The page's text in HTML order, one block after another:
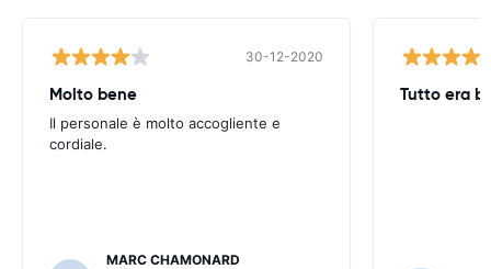
30-12-2020
Molto bene
Il personale è molto accogliente e
cordiale.
MARC CHAMONARD
Tutto era